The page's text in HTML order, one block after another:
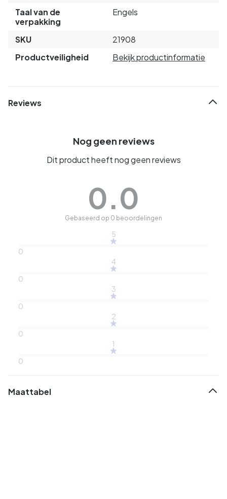
Taal van de
verpakking
Engels
SKU
21908
Productveiligheid
Bekijk productinformatie
Reviews
Nog geen reviews
Dit product heeft nog geen reviews
0.0
Gebaseerd op 0 beoordelingen
5
0
4
0
3
0
2
0
1
0
Maattabel